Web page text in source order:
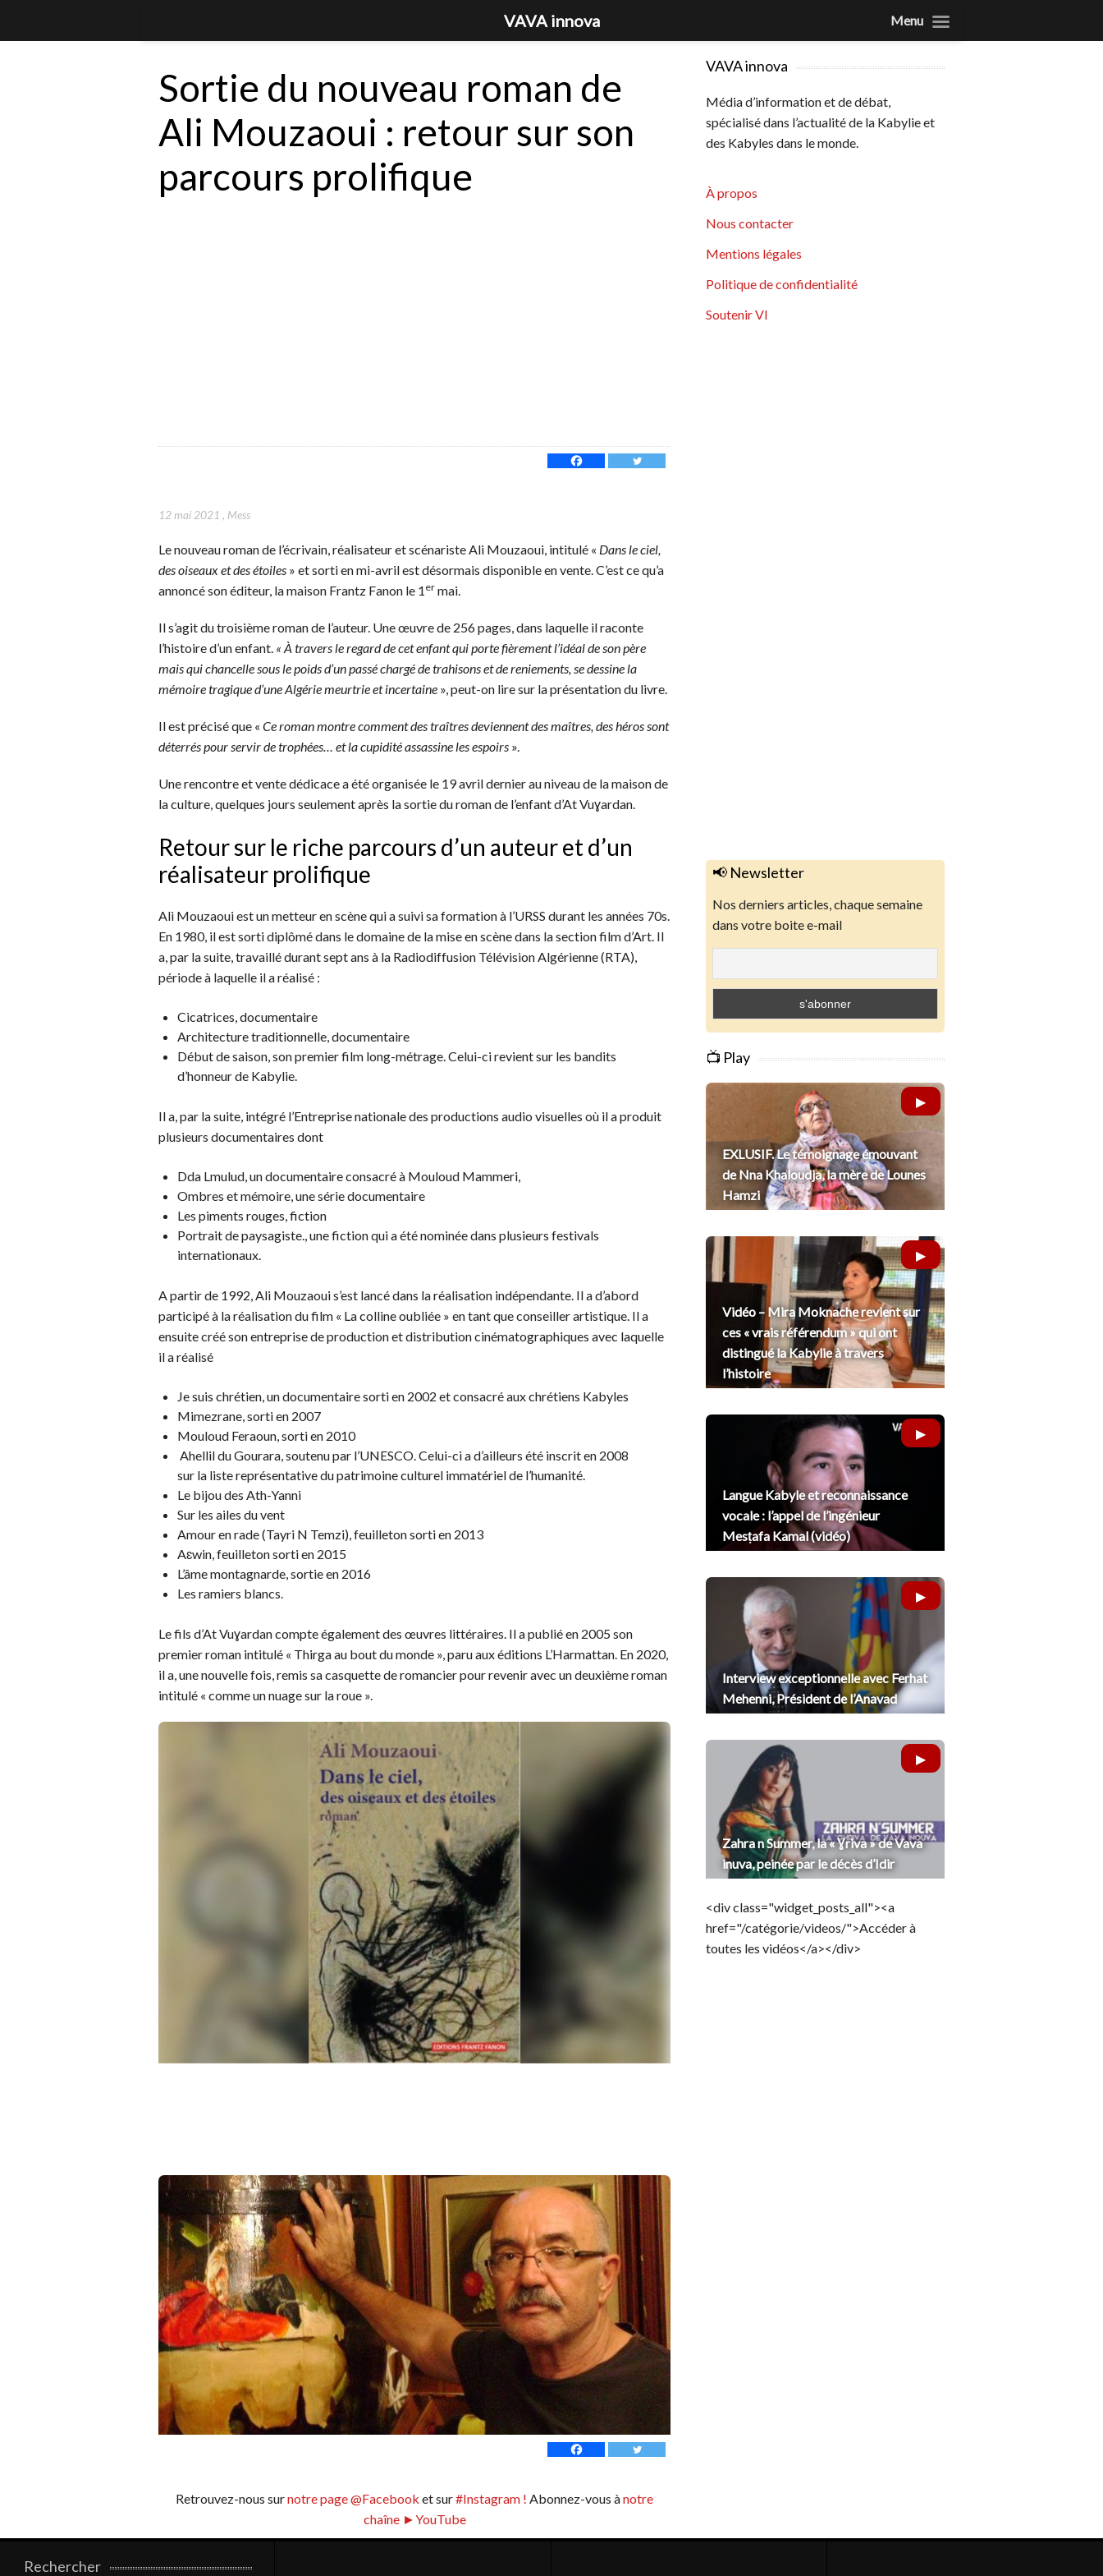
Sortie du nouveau roman de
Ali Mouzaoui : retour sur son
parcours prolifique
12 mai 2021 , Mess
Le nouveau roman de l’écrivain, réalisateur et scénariste Ali Mouzaoui, intitulé « Dans le ciel,
des oiseaux et des étoiles » et sorti en mi-avril est désormais disponible en vente. C’est ce qu’a
annoncé son éditeur, la maison Frantz Fanon le 1 er mai.
Il s’agit du troisième roman de l’auteur. Une œuvre de 256 pages, dans laquelle il raconte
l’histoire d’un enfant. « À travers le regard de cet enfant qui porte fièrement l’idéal de son père
mais qui chancelle sous le poids d’un passé chargé de trahisons et de reniements, se dessine la
mémoire tragique d’une Algérie meurtrie et incertaine », peut-on lire sur la présentation du livre.
Il est précisé que «Ce roman montre comment des traîtres deviennent des maîtres, des héros sont
déterrés pour servir de trophées… et la cupidité assassine les espoirs ».
Une rencontre et vente dédicace a été organisée le 19 avril dernier au niveau de la maison de
la culture, quelques jours seulement après la sortie du roman de l’enfant d’At Vuɣardan.
Retour sur le riche parcours d’un auteur et d’un
réalisateur prolifique
Ali Mouzaoui est un metteur en scène qui a suivi sa formation à l’URSS durant les années 70s.
En 1980, il est sorti diplômé dans le domaine de la mise en scène dans la section film d’Art. Il
a, par la suite, travaillé durant sept ans à la Radiodiffusion Télévision Algérienne (RTA),
période à laquelle il a réalisé :
Cicatrices, documentaire
Architecture traditionnelle, documentaire
Début de saison, son premier film long-métrage. Celui-ci revient sur les bandits
d’honneur de Kabylie.
Il a, par la suite, intégré l’Entreprise nationale des productions audio visuelles où il a produit
plusieurs documentaires dont
Dda Lmulud, un documentaire consacré à Mouloud Mammeri,
Ombres et mémoire, une série documentaire
Les piments rouges, fiction
Portrait de paysagiste., une fiction qui a été nominée dans plusieurs festivals
internationaux.
A partir de 1992, Ali Mouzaoui s’est lancé dans la réalisation indépendante. Il a d’abord
participé à la réalisation du film « La colline oubliée » en tant que conseiller artistique. Il a
ensuite créé son entreprise de production et distribution cinématographiques avec laquelle
il a réalisé
Je suis chrétien, un documentaire sorti en 2002 et consacré aux chrétiens Kabyles
Mimezrane, sorti en 2007
Mouloud Feraoun, sorti en 2010
Ahellil du Gourara, soutenu par l’UNESCO. Celui-ci a d’ailleurs été inscrit en 2008
sur la liste représentative du patrimoine culturel immatériel de l’humanité.
Le bijou des Ath-Yanni
Sur les ailes du vent
Amour en rade (Tayri N Temzi), feuilleton sorti en 2013
Aɛwin, feuilleton sorti en 2015
L’âme montagnarde, sortie en 2016
Les ramiers blancs.
Le fils d’At Vuɣardan compte également des œuvres littéraires. Il a publié en 2005 son
premier roman intitulé « Thirga au bout du monde », paru aux éditions L’Harmattan. En 2020,
il a, une nouvelle fois, remis sa casquette de romancier pour revenir avec un deuxième roman
intitulé « comme un nuage sur la roue ».
Retrouvez-nous surnotre page @Facebook et sur#Instagram ! Abonnez-vous ànotre
chaîne ►YouTube
VAVA innova
Média d’information et de débat,
spécialisé dans l’actualité de la Kabylie et
des Kabyles dans le monde.
À propos
Nous contacter
Mentions légales
Politique de confidentialité
Soutenir VI
📢 Newsletter
Nos derniers articles, chaque semaine
dans votre boite e-mail
📺 Play
EXLUSIF. Le témoignage émouvant
de Nna Khaloudja, la mère de Lounes
Hamzi
Vidéo – Mira Moknache revient sur
ces « vrais référendum » qui ont
distingué la Kabylie à travers
l’histoire
Langue Kabyle et reconnaissance
vocale : l’appel de l’ingénieur
Mesṭafa Kamal (vidéo)
Interview exceptionnelle avec Ferhat
Mehenni, Président de l’Anavad
Zahra n Summer, la « Ɣriva » de Vava
inuva, peinée par le décès d’Idir
<div class="widget_posts_all"><a
href="/catégorie/videos/">Accéder à
toutes les vidéos</a></div>
Rechercher
VAVA innova Menu